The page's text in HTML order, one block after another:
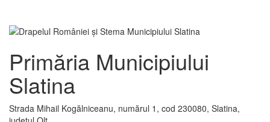
Primăria Municipiului
Slatina
Strada Mihail Kogălniceanu, numărul 1, cod 230080, Slatina,